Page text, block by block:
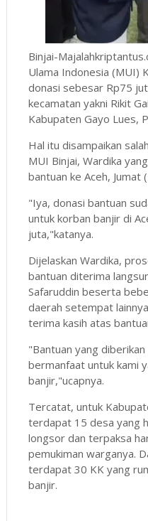
Binjai-
Ulama Indonesia (MUI)
donasi sebesar Rp75
kecamatan yakni Rikit
Kabupaten Gayo Lues,
Hal itu disampaikan
MUI Binjai, Wardika
bantuan ke Aceh, Jumat
"Iya, donasi bantuan
untuk korban banjir di
juta,"katanya.
Dijelaskan Wardika,
bantuan diterima
Safaruddin beserta
daerah setempat
terima kasih atas
"Bantuan yang
bermanfaat untuk kami
banjir,"ucapnya.
Tercatat, untuk
terdapat 15 desa yang
longsor dan terpaksa
pemukiman warganya.
terdapat 30 KK yang
banjir.